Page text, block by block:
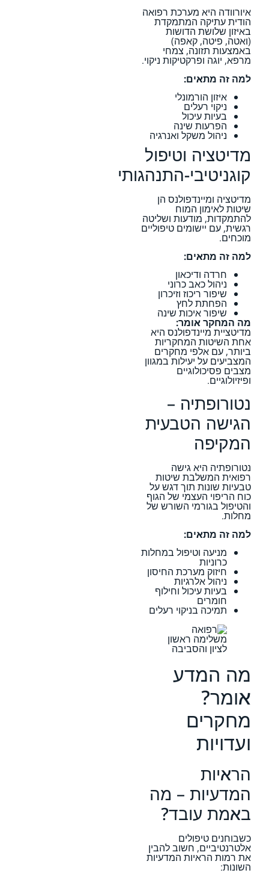
איורוודה היא מערכת רפואה
הודית עתיקה המתמקדת
באיזון שלושת הדושות
(ואטה, פיטה, קאפה)
באמצעות תזונה, צמחי
מרפא, יוגה ופרקטיקות ניקוי.
למה זה מתאים:
איזון הורמונלי
ניקוי רעלים
בעיות עיכול
הפרעות שינה
ניהול משקל ואנרגיה
מדיטציה וטיפול
קוגניטיבי-התנהגותי
מדיטציה ומיינדפולנס הן
שיטות לאימון המוח
להתמקדות, מודעות ושליטה
רגשית, עם יישומים טיפוליים
מוכחים.
למה זה מתאים:
חרדה ודיכאון
ניהול כאב כרוני
שיפור ריכוז וזיכרון
הפחתת לחץ
שיפור איכות שינה
מה המחקר אומר:
מדיטציית מיינדפולנס היא
אחת השיטות המחקריות
ביותר, עם אלפי מחקרים
המצביעים על יעילות במגוון
מצבים פסיכולוגיים
ופיזיולוגיים.
נטורופתיה –
הגישה הטבעית
המקיפה
נטורופתיה היא גישה
רפואית המשלבת שיטות
טבעיות שונות תוך דגש על
כוח הריפוי העצמי של הגוף
והטיפול בגורמי השורש של
מחלות.
למה זה מתאים:
מניעה וטיפול במחלות
כרוניות
חיזוק מערכת החיסון
ניהול אלרגיות
בעיות עיכול וחילוף
חומרים
תמיכה בניקוי רעלים
מה המדע
אומר?
מחקרים
ועדויות
הראיות
המדעיות – מה
באמת עובד?
כשבוחנים טיפולים
אלטרנטיביים, חשוב להבין
את רמות הראיות המדעיות
השונות: